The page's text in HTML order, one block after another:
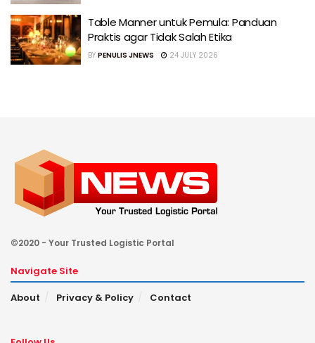
Table Manner untuk Pemula: Panduan
Praktis agar Tidak Salah Etika
BY PENULIS JNEWS 24 JULY 2026
©2020 - Your Trusted Logistic Portal
Navigate Site
About
Privacy & Policy Contact